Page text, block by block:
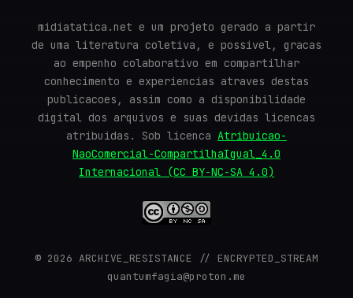
midiatatica.net e um projeto gerado a partir
de uma literatura coletiva, e possivel, gracas
ao empenho colaborativo em compartilhar
conhecimento e experiencias atraves destas
publicacoes, assim como a disponibilidade
digital dos arquivos e suas devidas licencas
atribuidas. Sob licenca Atribuicao-
NaoComercial-CompartilhaIgual_4.0
Internacional (CC BY-NC-SA 4.0)
© 2026 ARCHIVE_RESISTANCE // ENCRYPTED_STREAM
quantumfagia@proton.me